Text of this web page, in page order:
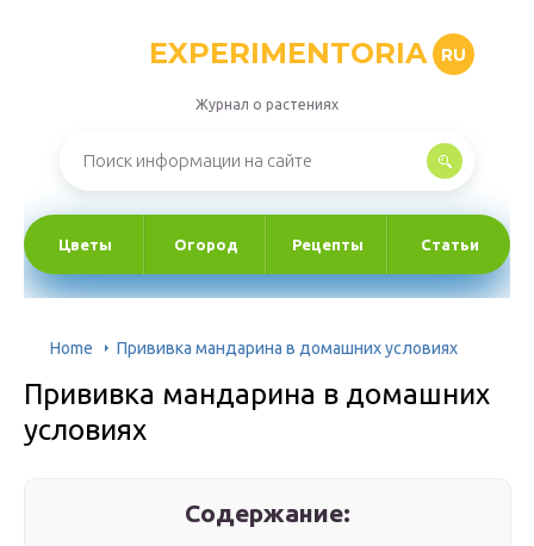
EXPERIMENTORIA RU
Журнал о растениях
Цветы Огород Рецепты Статьи
Home Прививка мандарина в домашних условиях
Прививка мандарина в домашних
условиях
Содержание: